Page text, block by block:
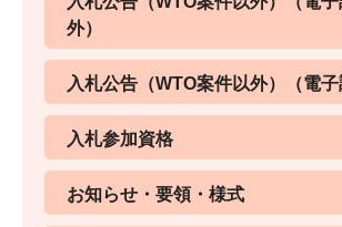
外）
入札公告（WTO案件以外）（電子
入札参加資格
お知らせ・要領・様式